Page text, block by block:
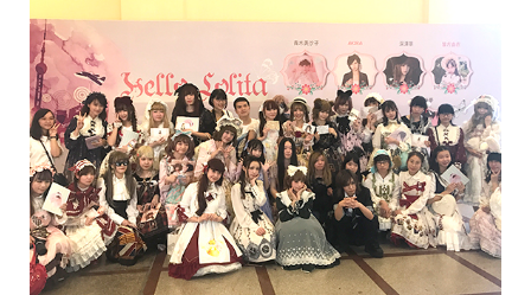
tiéng Viêt
Bahasa Indonesia